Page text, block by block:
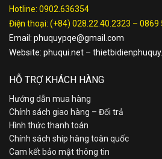
Hotline: 0902.636354
Điện thoại: (+84) 028.22.40.2323 – 0869
Email: phuquypqe@gmail.com
Website: phuqui.net –
HỖ TRỢ KHÁCH HÀNG
Hướng dẫn mua hàng
Chính sách giao hàng – Đổi trả
Hình thức thanh toán
Chính sách ship hàng toàn quốc
Cam kết bảo mật thông tin